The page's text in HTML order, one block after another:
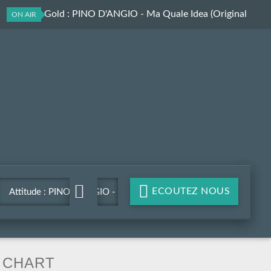
ON AIR
Attitude Gold : PINO D'ANGIO - Ma Quale Idea (Original
Attitude : PINO D'ANGIO -
Ma Quale Idea (Original
ECOUTEZ NOUS
CHART